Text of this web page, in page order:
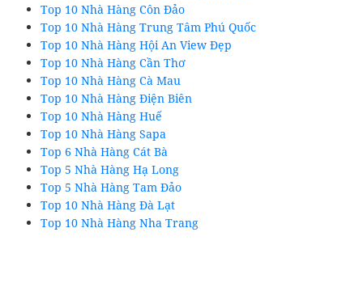
Top 10 Nhà Hàng Côn Đảo
Top 10 Nhà Hàng Trung Tâm Phú Quốc
Top 10 Nhà Hàng Hội An View Đẹp
Top 10 Nhà Hàng Cần Thơ
Top 10 Nhà Hàng Cà Mau
Top 10 Nhà Hàng Điện Biên
Top 10 Nhà Hàng Huế
Top 10 Nhà Hàng Sapa
Top 6 Nhà Hàng Cát Bà
Top 5 Nhà Hàng Hạ Long
Top 5 Nhà Hàng Tam Đảo
Top 10 Nhà Hàng Đà Lạt
Top 10 Nhà Hàng Nha Trang